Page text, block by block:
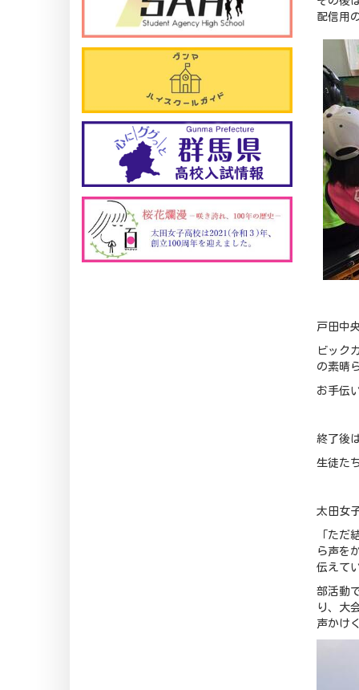
配信用
戸田中
ビック
の素晴
お手伝
終了後
生徒た
太田女
「ただ
ら声を
伝えて
部活動
り、大
声かけ